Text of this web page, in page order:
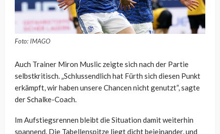
Foto: IMAGO
Auch Trainer Miron Muslic zeigte sich nach der Partie
selbstkritisch. „Schlussendlich hat Fürth sich diesen Punkt
erkämpft, wir haben unsere Chancen nicht genutzt“, sagte
der Schalke-Coach.
Im Aufstiegsrennen bleibt die Situation damit weiterhin
spannend. Die Tabellenspitze liegt dicht beieinander, und